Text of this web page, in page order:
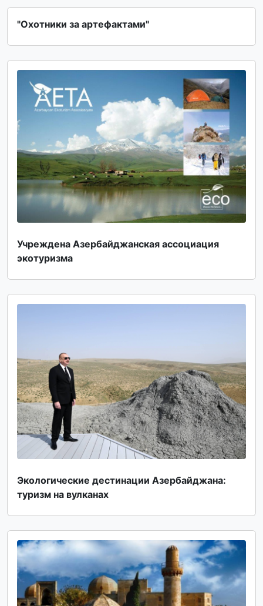
"Охотники за артефактами"
Учреждена Азербайджанская ассоциация
экотуризма
Экологические дестинации Азербайджана:
туризм на вулканах